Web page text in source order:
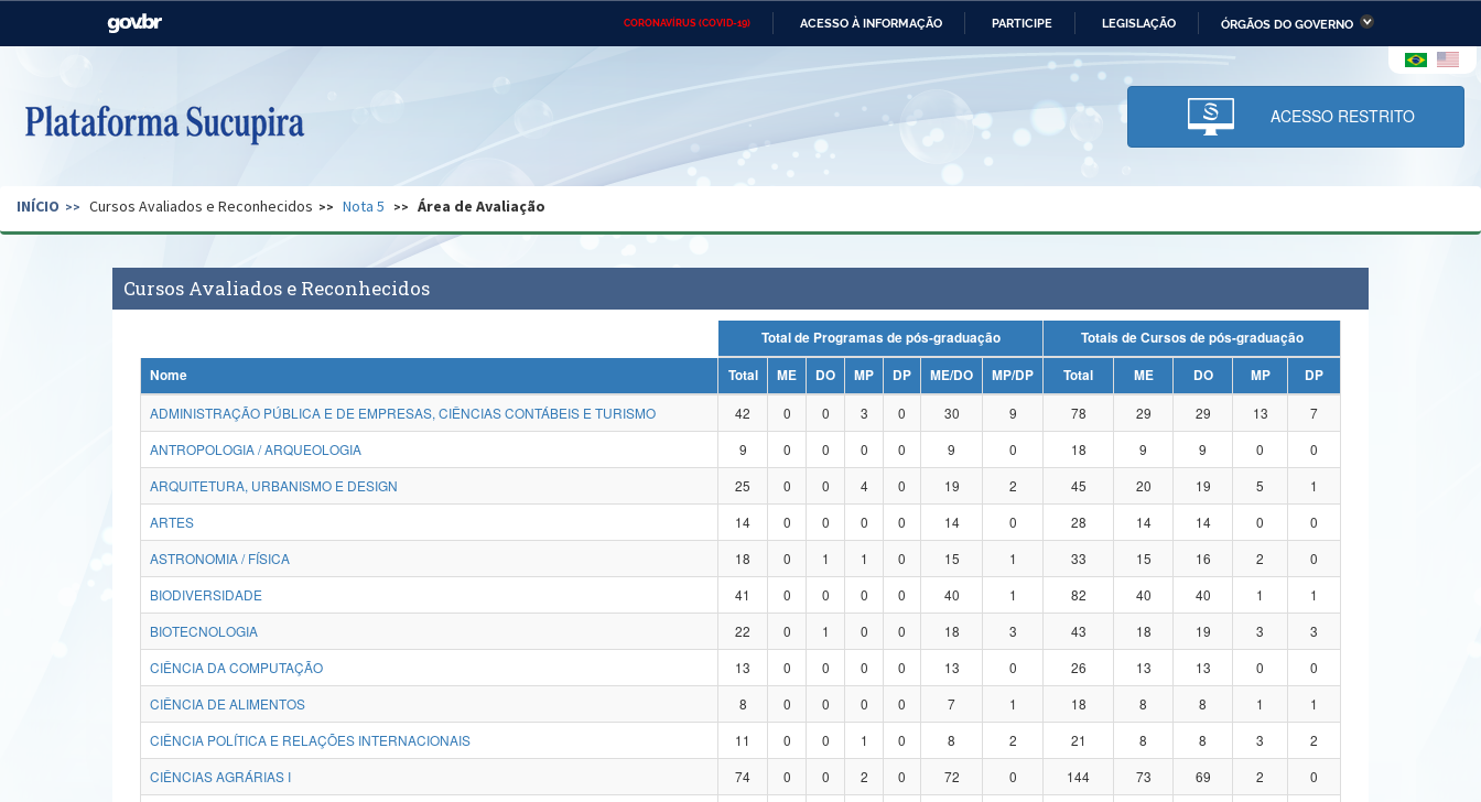
CORONAVÍRUS (COVID-19) ACESSO À INFORMAÇÃO PARTICIPE LEGISLAÇÃO ÓRGÃOS DO GOVERNO
Casa Civil Ministério das Relações Ministério da Economia Ministério da Infraestrutura
Pecuária e Abastecimento
Ministério da Ciência,
Tecnologia, Inovações e
Comunicações
Ministério do Desenvolvimento
Regional e dos Direitos Humanos
Secretaria de Governo Gabinete de Segurança Advocacia-Geral da União Banco Central do Brasil Planalto
ACESSO RESTRITO
INÍCIO Cursos Avaliados e Reconhecidos Nota 5 Área de Avaliação
Cursos Avaliados e Reconhecidos
Total de Programas de pós-graduação
Totais de Cursos de pós-graduação
Nome
Total ME DO MP DP ME/DO MP/DP Total ME DO MP
DP
ADMINISTRAÇÃO PÚBLICA E DE EMPRESAS, CIÊNCIAS CONTÁBEIS E TURISMO
42 0 0 3 0 30 9 78 29 29 13
7
ANTROPOLOGIA / ARQUEOLOGIA
9 0 0 0 0 9 0 18 9 9 0
0
ARQUITETURA, URBANISMO E DESIGN
25 0 0 4 0 19 2 45 20 19 5
1
ARTES
14 0 0 0 0 14 0 28 14 14 0
0
ASTRONOMIA / FÍSICA
18 0 1 1 0 15 1 33 15 16 2
0
BIODIVERSIDADE
41 0 0 0 0 40 1 82 40 40 1
1
BIOTECNOLOGIA
22 0 1 0 0 18 3 43 18 19 3
3
CIÊNCIA DA COMPUTAÇÃO
13 0 0 0 0 13 0 26 13 13 0
0
CIÊNCIA DE ALIMENTOS
8 0 0 0 0 7 1 18 8 8 1
1
CIÊNCIA POLÍTICA E RELAÇÕES INTERNACIONAIS
11 0 0 1 0 8 2 21 8 8 3
2
CIÊNCIAS AGRÁRIAS I
74 0 0 2 0 72 0 144 73 69 2
0